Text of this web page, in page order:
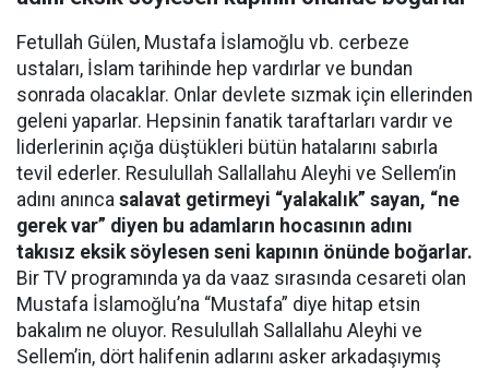
Fetullah Gülen, Mustafa İslamoğlu vb. cerbeze
ustaları, İslam tarihinde hep vardırlar ve bundan
sonrada olacaklar. Onlar devlete sızmak için ellerinden
geleni yaparlar. Hepsinin fanatik taraftarları vardır ve
liderlerinin açığa düştükleri bütün hatalarını sabırla
tevil ederler. Resulullah Sallallahu Aleyhi ve Sellem’in
adını anınca salavat getirmeyi “yalakalık” sayan, “ne
gerek var” diyen bu adamların hocasının adını
takısız eksik söylesen seni kapının önünde boğarlar.
Bir TV programında ya da vaaz sırasında cesareti olan
Mustafa İslamoğlu’na “Mustafa” diye hitap etsin
bakalım ne oluyor. Resulullah Sallallahu Aleyhi ve
Sellem’in, dört halifenin adlarını asker arkadaşıymış